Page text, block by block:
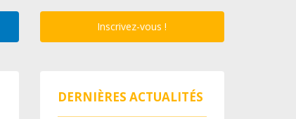
Inscrivez-vous !
DERNIÈRES ACTUALITÉS